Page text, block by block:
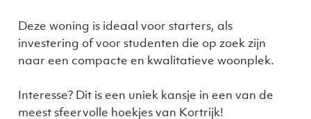
Deze woning is ideaal voor starters, als
investering of voor studenten die op zoek zijn
naar een compacte en kwalitatieve woonplek.
Interesse? Dit is een uniek kansje in een van de
meest sfeervolle hoekjes van Kortrijk!